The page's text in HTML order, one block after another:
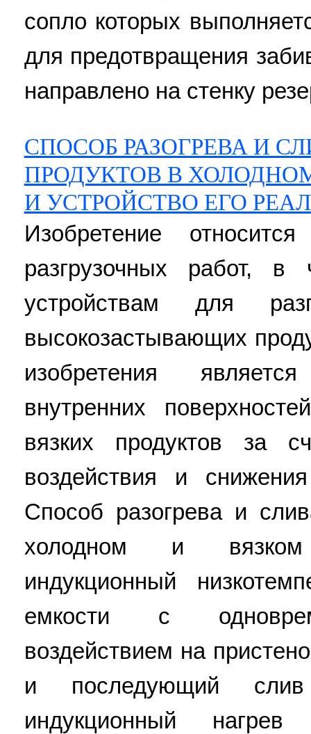
сопло которых
для предотвращения
направлено на стенку
СПОСОБ РАЗОГРЕВА И
ПРОДУКТОВ В
И УСТРОЙСТВО ЕГО
Изобретение
разгрузочных работ,
устройствам для
высокозастывающих
изобретения
внутренних
вязких продуктов за
воздействия и
Способ разогрева и
холодном и вязком
индукционный
емкости с
воздействием на
и последующий
индукционный нагрев